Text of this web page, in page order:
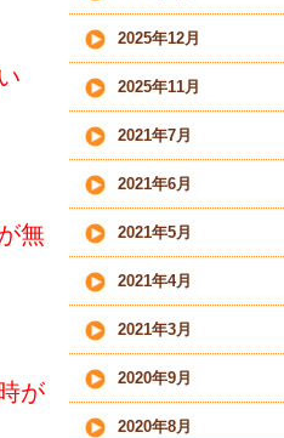
無
が
2025年12月
2025年11月
2021年7月
2021年6月
2021年5月
2021年4月
2021年3月
2020年9月
2020年8月